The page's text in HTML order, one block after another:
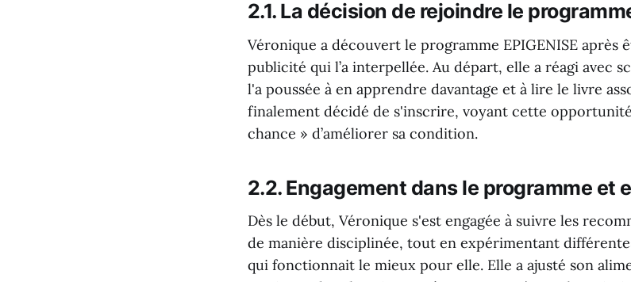
2.1. La décision de rejoindre le
Véronique a découvert le programme EPIGENISE après
publicité qui l’a interpellée. Au départ, elle a réagi avec
l'a poussée à en apprendre davantage et à lire le livre
finalement décidé de s'inscrire, voyant cette
chance » d’améliorer sa condition.
2.2. Engagement dans le programme et
Dès le début, Véronique s'est engagée à suivre les
de manière disciplinée, tout en expérimentant
qui fonctionnait le mieux pour elle. Elle a ajusté son